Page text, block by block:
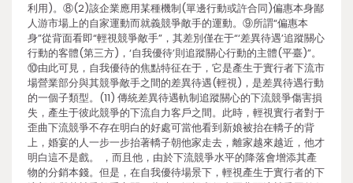
利用)。⑧(2)該企業應用某種機制(單邊行動或許合同)偏惠本身鄙
人游市場上的自家運動而就義競爭敵手的運動。⑨所謂“偏惠本
身”從背面看即“輕視競爭敵手”，其差別僅在于“‘差異待遇’追蹤關心
行動的客體(第三方)，‘自我優待’則追蹤關心行動的主體(平臺)”。
⑩由此可見，自我優待的焦點特征在于，它是產生于實行者下流市
場營業部分與其競爭敵手之間的差異待遇(輕視)，是差異待遇行動
的一個子類型。(11) 傳統差異待遇軌制追蹤關心的下流競爭傷害損
失，產生于彼此競爭的下流自力客戶之間。此時，輕視實行者對于
歪曲下流競爭不存在明白的好處可當他看到新娘被抬在轎子的背
上，婚宴的人一步一步抬著轎子朝他家走去，離家越來越近，他才
明白這不是戲。 ，而且他，由於下流競爭水平的降落會增添其產
物的分銷本錢。但是，在自我優待場景下，輕視產生于實行者的下